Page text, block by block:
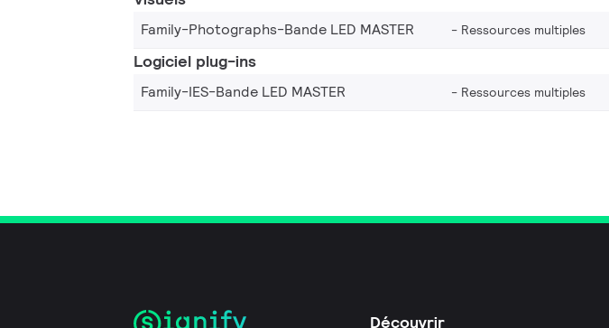
Family-Photographs-Bande LED MASTER Ressources multiples
Logiciel plug-ins
Family-IES-Bande LED MASTER Ressources multiples
Découvrir